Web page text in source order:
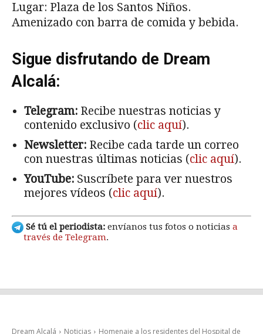
Lugar: Plaza de los Santos Niños.
Amenizado con barra de comida y bebida.
Sigue disfrutando de Dream
Alcalá:
Telegram: Recibe nuestras noticias y
contenido exclusivo (clic aquí).
Newsletter: Recibe cada tarde un correo
con nuestras últimas noticias (clic aquí).
YouTube: Suscríbete para ver nuestros
mejores vídeos (clic aquí).
Sé tú el periodista: envíanos tus fotos o noticias a
través de Telegram.